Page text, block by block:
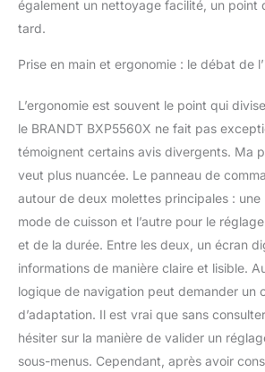
également un nettoyage facilité, un point
tard.
Prise en main et ergonomie : le débat de
L’ergonomie est souvent le point qui
le BRANDT BXP5560X ne fait pas
témoignent certains avis divergents. Ma
veut plus nuancée. Le panneau de
autour de deux molettes principales :
mode de cuisson et l’autre pour le
et de la durée. Entre les deux, un écran
informations de manière claire et lisible.
logique de navigation peut demander un
d’adaptation. Il est vrai que sans
hésiter sur la manière de valider un
sous-menus. Cependant, après avoir